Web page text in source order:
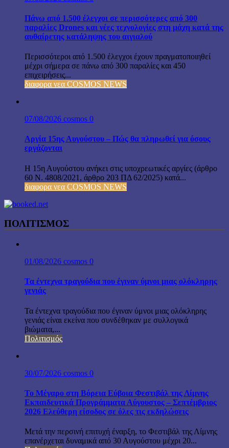
Πάνω από 1.500 έλεγχοι σε περισσότερες από 300
παραλίες Drones και νέες τεχνολογίες στη μάχη κατά της
αυθαίρετης κατάληψης του αιγιαλού
Περισσότεροι από 1.500 έλεγχοι έχουν πραγματοποιηθεί
μέχρι σήμερα σε πάνω από 300 παραλίες και 450
επιχειρήσεις...
διαφορα νεα COSMOS NEWS
07/08/2026 cosmos 0
Αργία 15ης Αυγούστου – Πώς θα πληρωθεί για όσους
εργάζονται
Η 15η Αυγούστου ανήκει στις υποχρεωτικές αργίες (άρθρο
60 Ν. 4808/2021, άρθρο 203 ΠΔ 62/2025) κατά...
διαφορα νεα COSMOS NEWS
ΠΟΛΙΤΙΣΜΟΣ
01/08/2026 cosmos 0
Τα έντεχνα τραγούδια που έγιναν ύμνοι μιας ολόκληρης
γενιάς
Τα έντεχνα τραγούδια που έγιναν ύμνοι μιας ολόκληρης
γενιάς είναι εκείνα που συνδέθηκαν με συλλογικά
βιώματα,...
Πολιτισμός
30/07/2026 cosmos 0
Το Μέγαρο στη Βόρεια Εύβοια Φεστιβάλ της Λίμνης
Εκπαιδευτικά Προγράμματα Αύγουστος – Σεπτέμβριος
2026 Ελεύθερη είσοδος σε όλες τις εκδηλώσεις
Μετά την περσινή επιτυχή έναρξη, το Φεστιβάλ της Λίμνης
επανέρχεται δυναμικά από 30 Αυγούστου μέχρι 20...